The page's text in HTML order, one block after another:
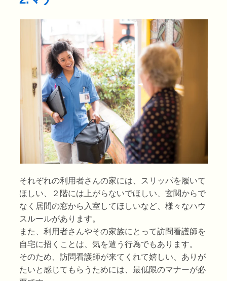
それぞれの利用者さんの家には、スリッパを履いて
ほしい、２階には上がらないでほしい、玄関からで
なく居間の窓から入室してほしいなど、様々なハウ
スルールがあります。
また、利用者さんやその家族にとって訪問看護師を
自宅に招くことは、気を遣う行為でもあります。
そのため、訪問看護師が来てくれて嬉しい、ありが
たいと感じてもらうためには、最低限のマナーが必